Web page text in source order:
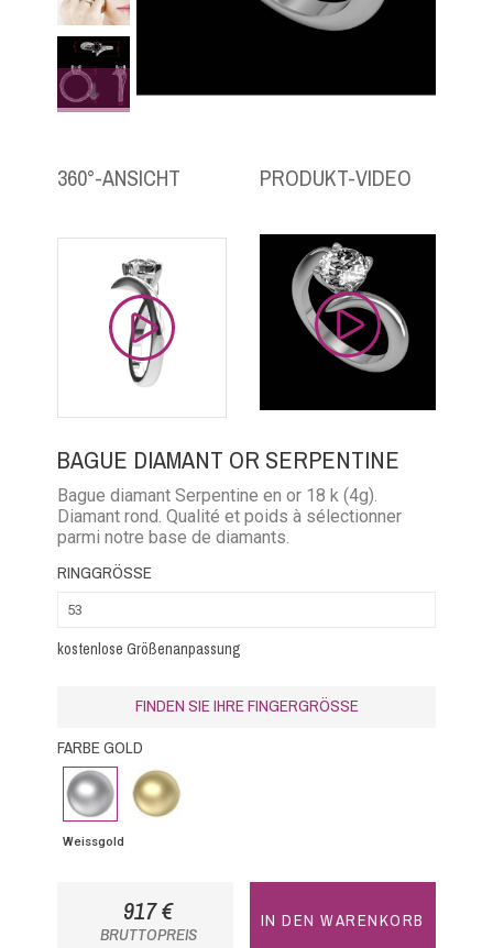
360°-ANSICHT PRODUKT-VIDEO
BAGUE DIAMANT OR SERPENTINE
Bague diamant Serpentine en or 18 k (4g).
Diamant rond. Qualité et poids à sélectionner
parmi notre base de diamants.
RINGGRÖSSE
kostenlose Größenanpassung
FINDEN SIE IHRE FINGERGRÖSSE
FARBE GOLD
Weissgold
Weissgold
Gelbgold
917 €
BRUTTOPREIS
IN DEN WARENKORB